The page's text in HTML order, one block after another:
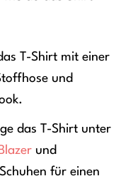
T-Shirt mit einer
und
das T-Shirt unter
Blazer und
für einen